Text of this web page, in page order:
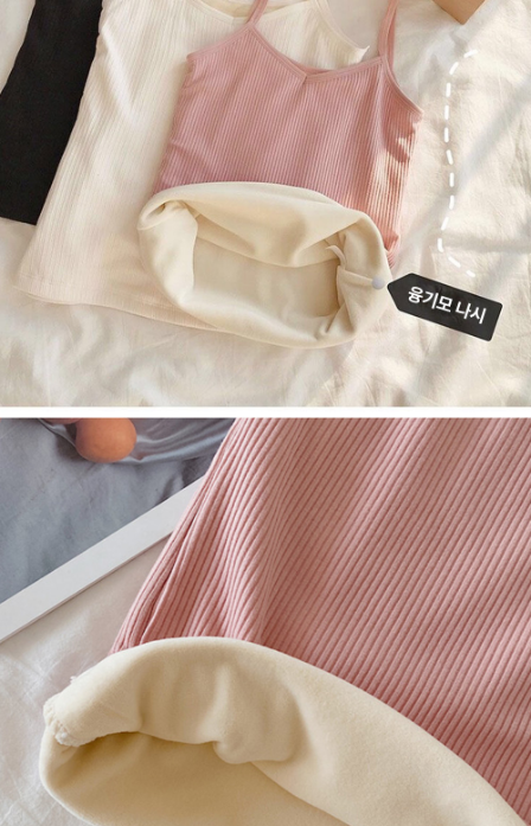
페이코 라이
구매